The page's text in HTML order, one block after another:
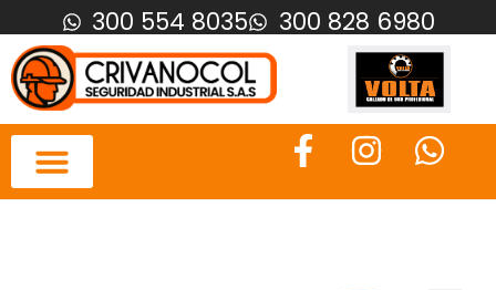
300 554 8035 300 828 6980